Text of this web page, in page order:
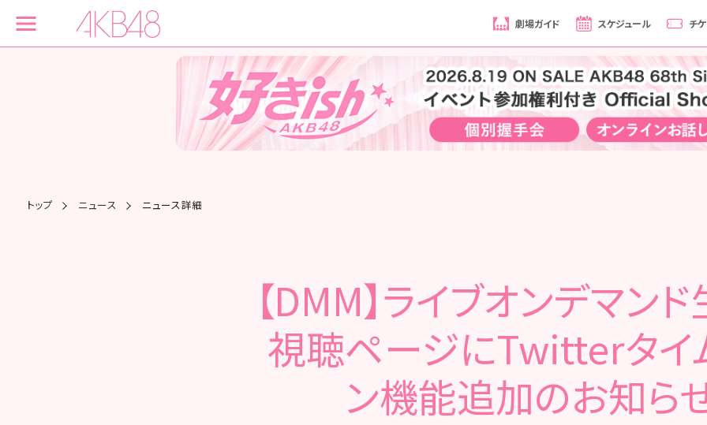
劇場ガイド スケジュール チ
トップ ニュース ニュース詳細
【DMM】ライブオンデマン
視聴ページにTwitterタイ
ン機能追加のお知ら